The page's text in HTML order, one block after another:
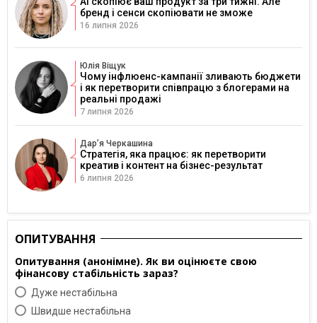
бренд і сенси скопіювати не зможе
16 липня 2026
Юлія Віщук
Чому інфлюенс-кампанії зливають бюджети
і як перетворити співпрацю з блогерами на
реальні продажі
7 липня 2026
Дарʼя Черкашина
Стратегія, яка працює: як перетворити
креатив і контент на бізнес-результат
6 липня 2026
ОПИТУВАННЯ
Опитування (анонімне). Як ви оцінюєте свою
фінансову стабільність зараз?
Дуже нестабільна
Швидше нестабільна